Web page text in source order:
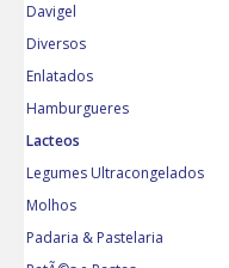
Davigel
Diversos
Enlatados
Hamburgueres
Lacteos
Legumes Ultracongelados
Molhos
Padaria & Pastelaria